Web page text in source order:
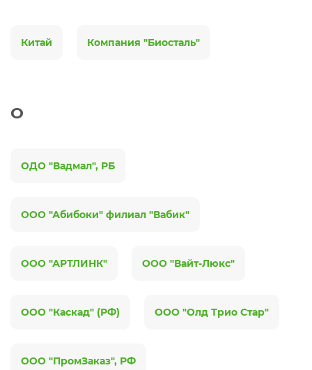
Китай Компания "Биосталь"
О
ОДО "Вадмал", РБ
ООО "Абибоки" филиал "Вабик"
ООО "АРТЛИНК" ООО "Вайт-Люкс"
ООО "Каскад" (РФ) ООО "Олд Трио Стар"
ООО "ПромЗаказ", РФ